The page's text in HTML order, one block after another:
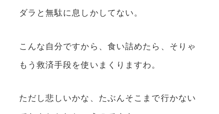
ダラと無駄に息しかしてない。
こんな自分ですから、食い詰めたら、そりゃ
もう救済手段を使いまくりますわ。
ただし悲しいかな、たぶんそこまで行かない